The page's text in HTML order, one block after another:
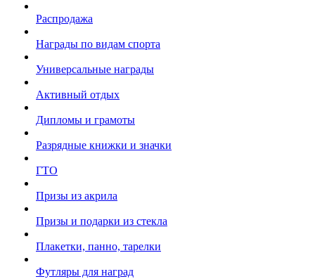
Распродажа
Награды по видам спорта
Универсальные награды
Активный отдых
Дипломы и грамоты
Разрядные книжки и значки
ГТО
Призы из акрила
Призы и подарки из стекла
Плакетки, панно, тарелки
Футляры для наград